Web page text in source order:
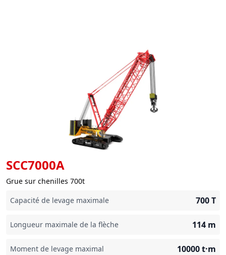
SCC7000A
Grue sur chenilles 700t
Capacité de levage maximale
700T
Longueur maximale de la flèche 114 m
Moment de levage maximal 10000t·m